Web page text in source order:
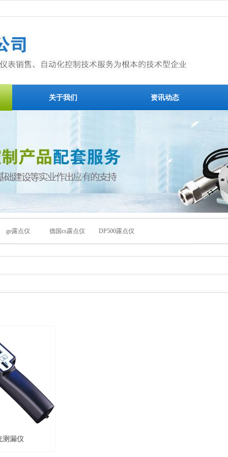
ge露点仪 德国cs露点仪 DP500露点仪
关于我们 资讯动态
测漏仪